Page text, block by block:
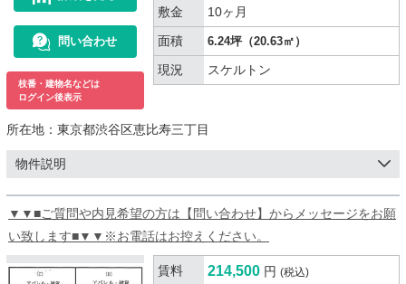
問い合わせ
枝番・建物名などは
ログイン後表示
敷金
10ヶ月
面積
6.24坪（20.63㎡）
現況 スケルトン
所在地： 東京都渋谷区恵比寿三丁目
物件説明
▼▼■ご質問や内見希望の方は【問い合わせ】からメッセージをお願
い致します■▼▼※お電話はお控えください。
賃料 214,500 円 (税込)